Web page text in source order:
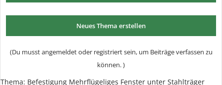
Neues Thema erstellen
(Du musst angemeldet oder registriert sein, um Beiträge verfassen zu
können. )
Thema: Befestigung Mehrflügeliges Fenster unter Stahlträger